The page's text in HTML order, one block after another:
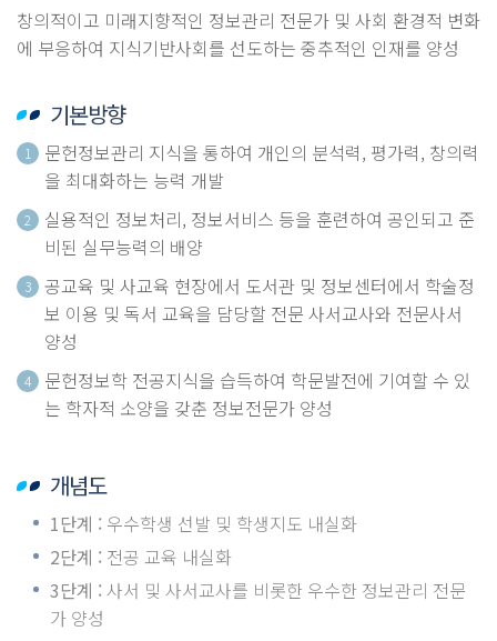
창의적이고 미래지향적인 정보관리 전문가 및 사회 환경적 변화
에 부응하여 지식기반사회를 선도하는 중추적인 인재를 양성
기본방향
1
문헌정보관리 지식을 통하여 개인의 분석력, 평가력, 창의력
을 최대화하는 능력 개발
2
실용적인 정보처리, 정보서비스 등을 훈련하여 공인되고 준
비된 실무능력의 배양
3
공교육 및 사교육 현장에서 도서관 및 정보센터에서 학술정
보 이용 및 독서 교육을 담당할 전문 사서교사와 전문사서
양성
4
문헌정보학 전공지식을 습득하여 학문발전에 기여할 수 있
는 학자적 소양을 갖춘 정보전문가 양성
개념도
1단계 : 우수학생 선발 및 학생지도 내실화
2단계 : 전공 교육 내실화
3단계 :사서 및 사서교사를 비롯한 우수한 정보관리 전문
가 양성